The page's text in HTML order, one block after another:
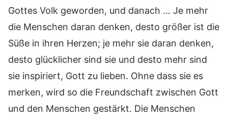
Gottes Volk geworden, und danach … Je mehr
die Menschen daran denken, desto größer ist die
Süße in ihren Herzen; je mehr sie daran denken,
desto glücklicher sind sie und desto mehr sind
sie inspiriert, Gott zu lieben. Ohne dass sie es
merken, wird so die Freundschaft zwischen Gott
und den Menschen gestärkt. Die Menschen